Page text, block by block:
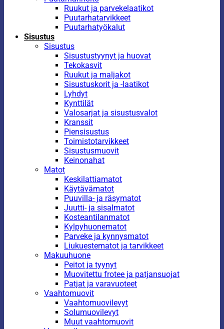
Ruukut ja parvekelaatikot
Puutarhatarvikkeet
Puutarhatyökalut
Sisustus
Sisustus
Sisustustyynyt ja huovat
Tekokasvit
Ruukut ja maljakot
Sisustuskorit ja -laatikot
Lyhdyt
Kynttilät
Valosarjat ja sisustusvalot
Kranssit
Piensisustus
Toimistotarvikkeet
Sisustusmuovit
Keinonahat
Matot
Keskilattiamatot
Käytävämatot
Puuvilla- ja räsymatot
Juutti- ja sisalmatot
Kosteantilanmatot
Kylpyhuonematot
Parveke ja kynnysmatot
Liukuestematot ja tarvikkeet
Makuuhuone
Peitot ja tyynyt
Muovitettu frotee ja patjansuojat
Patjat ja varavuoteet
Vaahtomuovit
Vaahtomuovilevyt
Solumuovilevyt
Muut vaahtomuovit